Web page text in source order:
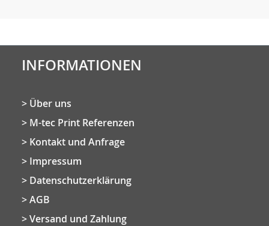
INFORMATIONEN
Über uns
M-tec Print Referenzen
Kontakt und Anfrage
Impressum
Datenschutzerklärung
AGB
Versand und Zahlung